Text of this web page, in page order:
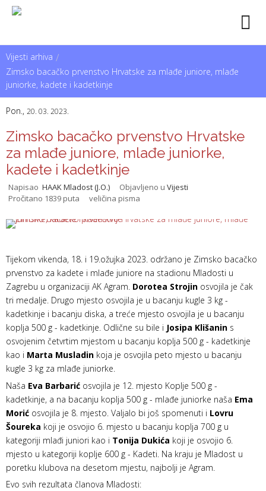
Vijesti arhiva /
Zimsko bacačko prvenstvo Hrvatske za mlađe juniore, mlađe
juniorke, kadete i kadetkinje
Pon., 20. 03. 2023.
Zimsko bacačko prvenstvo Hrvatske
za mlađe juniore, mlađe juniorke,
kadete i kadetkinje
Napisao HAAK Mladost (J.O.) Objavljeno u Vijesti
Pročitano 1839 puta
veličina pisma
Tijekom vikenda, 18. i 19.ožujka 2023. održano je Zimsko bacačko
prvenstvo za kadete i mlađe juniore na stadionu Mladosti u
Zagrebu u organizaciji AK Agram. Dorotea Strojin osvojila je čak
tri medalje. Drugo mjesto osvojila je u bacanju kugle 3 kg -
kadetkinje i bacanju diska, a treće mjesto osvojila je u bacanju
koplja 500 g - kadetkinje. Odlične su bile i Josipa Klišanin s
osvojenim četvrtim mjestom u bacanju koplja 500 g - kadetkinje
kao i Marta Musladin koja je osvojila peto mjesto u bacanju
kugle 3 kg za mlađe juniorke.
Naša Eva Barbarić osvojila je 12. mjesto Koplje 500 g -
kadetkinje, a na bacanju koplja 500 g - mlađe juniorke naša Ema
Morić osvojila je 8. mjesto. Valjalo bi još spomenuti i Lovru
Šoureka koji je osvojio 6. mjesto u bacanju koplja 700 g u
kategoriji mlađi juniori kao i Tonija Dukića koji je osvojio 6.
mjesto u kategoriji koplje 600 g - Kadeti. Na kraju je Mladost u
poretku klubova na desetom mjestu, najbolji je Agram.
Evo svih rezultata članova Mladosti: